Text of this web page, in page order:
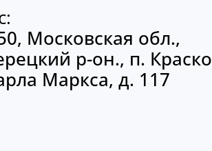
Московская обл.,
р-он., п.
Маркса, д. 117